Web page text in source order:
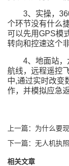
3、实操，
个环节没有什么
可以先用GPS模
转向和控速这个
4、地面站
航线，远程遥控
中,通过实时改变
作，并模拟应急返
上一篇：为什么要
下一篇：无人机执
相关文章